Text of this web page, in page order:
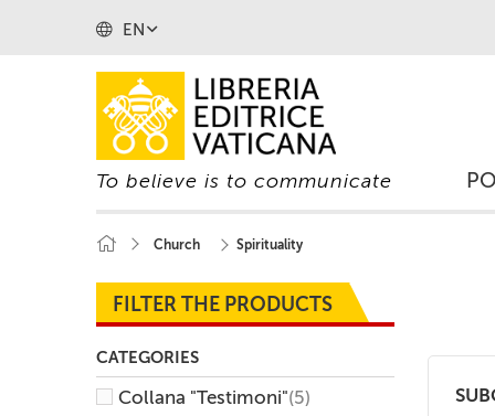
EN
To believe is to communicate
Church Spirituality
FILTER THE PRODUCTS
CATEGORIES
Collana "Testimoni"(5)